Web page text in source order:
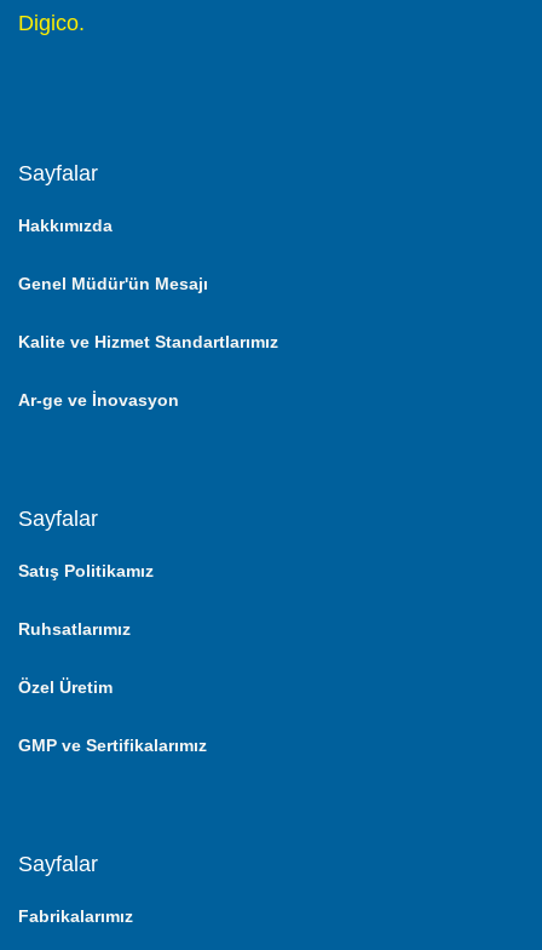
Digico.
Sayfalar
Hakkımızda
Genel Müdür'ün Mesajı
Kalite ve Hizmet Standartlarımız
Ar-ge ve İnovasyon
Sayfalar
Satış Politikamız
Ruhsatlarımız
Özel Üretim
GMP ve Sertifikalarımız
Sayfalar
Fabrikalarımız